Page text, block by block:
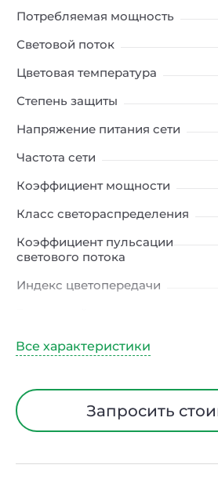
Потребляемая мощность
Световой поток
Цветовая температура
Степень защиты
Напряжение питания сети
Частота сети
Коэффициент мощности
Класс светораспределения
Коэффициент пульсации
светового потока
Индекс цветопередачи
Угол рассеивания
Диапазон рабочих
температур
Класс защиты от
Запросить